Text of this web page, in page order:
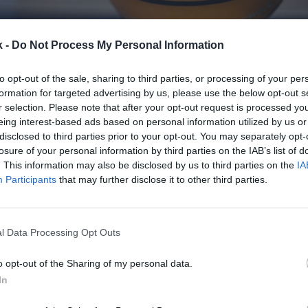
- Do Not Process My Personal Information
opt-out of the sale, sharing to third parties, or processing of your
for targeted advertising by us, please use the below opt-out
selection. Please note that after your opt-out request is processed
interest-based ads based on personal information utilized by us
to third parties prior to your opt-out. You may separately
of your personal information by third parties on the IAB’s list of
This information may also be disclosed by us to third parties on the
Participants that may further disclose it to other third parties.
Data Processing Opt Outs
opt-out of the Sharing of my personal data.
20 de abril de 2023
Guardar Me gusta
otro gran evento de baloncesto.La Fiba ha
instituciones andaluzas habían alcanzado un
estará en la final fourde 2023. Es la tercera
España. La edición inaugural se disputó